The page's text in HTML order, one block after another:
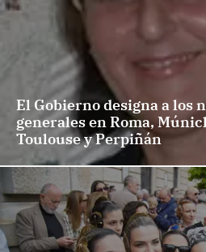
El Gobierno designa a los
generales en Roma,
Toulouse y Perpiñán